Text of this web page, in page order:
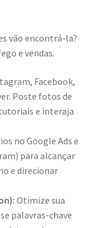
vão encontrá-la?
e vendas.
Facebook,
Poste fotos de
e interaja
no Google Ads e
para alcançar
e direcionar
Otimize sua
palavras-chave